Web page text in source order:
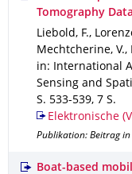
Tomography Data
Liebold, F.,
Mechtcherine, V.,
in: International
Sensing and
S. 533-539, 7 S.
Elektronische
Publikation: Beitrag
Boat-based